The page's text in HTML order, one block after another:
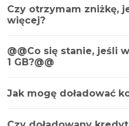
Czy otrzymam zniżkę,
więcej?
@@Co się stanie, jeśli
1 GB?@@
Jak mogę doładować